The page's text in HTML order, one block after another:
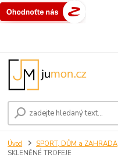
Úvod SPORT, DŮM a ZAHRADA
SKLENĚNÉ TROFEJE